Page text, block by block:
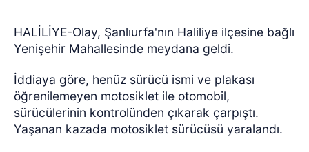
HALİLİYE-Olay, Şanlıurfa'nın Haliliye ilçesine bağlı
Yenişehir Mahallesinde meydana geldi.
İddiaya göre, henüz sürücü ismi ve plakası
öğrenilemeyen motosiklet ile otomobil,
sürücülerinin kontrolünden çıkarak çarpıştı.
Yaşanan kazada motosiklet sürücüsü yaralandı.